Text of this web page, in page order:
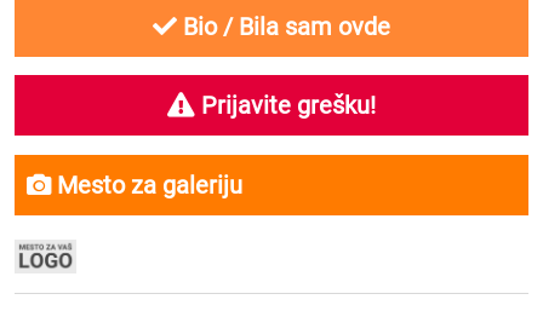
Bio / Bila sam ovde
Prijavite grešku!
Mesto za galeriju